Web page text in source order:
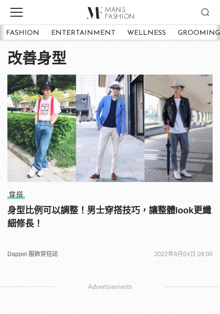
FASHION ENTERTAINMENT WELLNESS GROOMING
改善身型
穿搭
身型比例可以調整！男士穿搭技巧，讓整體look更纖
細修長！
Dappei 服飾穿搭誌 2022年8月04日 09:00
Advertisements